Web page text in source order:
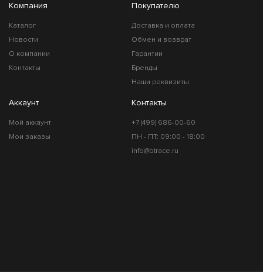
Компания
Каталог
Новости
О компании
Контакты
Покупателю
Доставка и оплата
Обмен и возврат
Гарантии
Бренды
Наши реквизиты
Аккаунт
Мой аккаунт
Мои заказы
Контакты
+7 (499) 686-00-60
ПН - ПТ: 09:00 - 18:00
info@btrace.ru